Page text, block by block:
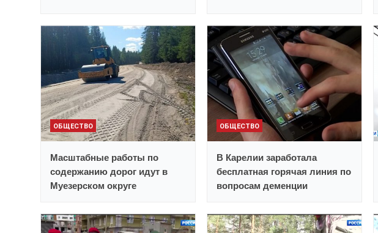
ОБЩЕСТВО
Масштабные работы по
содержанию дорог идут в
Муезерском округе
ОБЩЕСТВО
В Карелии заработала
бесплатная горячая линия по
вопросам деменции